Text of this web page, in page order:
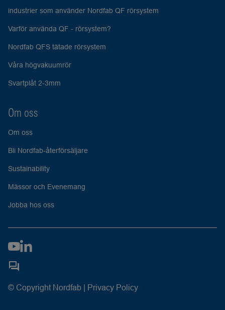
industrier som använder Nordfab QF rörsystem
Varför använda QF - rörsystem?
Nordfab QFS tätade rörsystem
Våra högvakuumrör
Svartplåt 2-3mm
Om oss
Om oss
Bli Nordfab-återförsäljare
Sustainability
Mässor och Evenemang
Jobba hos oss
© Copyright Nordfab | Privacy Policy